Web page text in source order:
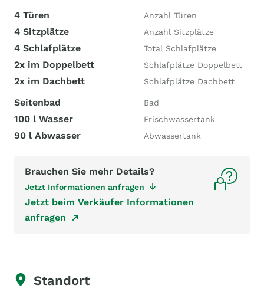
4 Türen Anzahl Türen
4 Sitzplätze Anzahl Sitzplätze
4 Schlafplätze Total Schlafplätze
2x im Doppelbett Schlafplätze Doppelbett
2x im Dachbett Schlafplätze Dachbett
Seitenbad Bad
100 l Wasser Frischwassertank
90 l Abwasser Abwassertank
Brauchen Sie mehr Details?
Jetzt Informationen anfragen
Jetzt beim Verkäufer Informationen
anfragen
Standort